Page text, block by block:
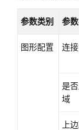
参
参数类别 参
图形配置 连
是
域
上